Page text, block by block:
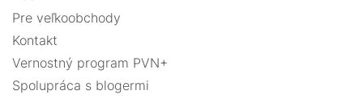
Pre veľkoobchody
Kontakt
Vernostný program PVN+
Spolupráca s blogermi